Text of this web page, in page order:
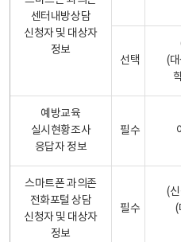
센터내방상담
신청자 및 대상자
정보
선택
(
예방교육
실시현황조사
응답자 정보
필수
스마트폰 과의존
전화포털 상담
신청자 및 대상자
정보
필수
(
(